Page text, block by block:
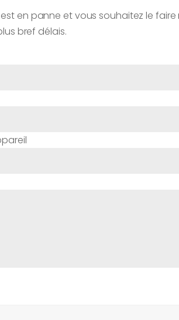
en panne et vous souhaitez le
bref délais.